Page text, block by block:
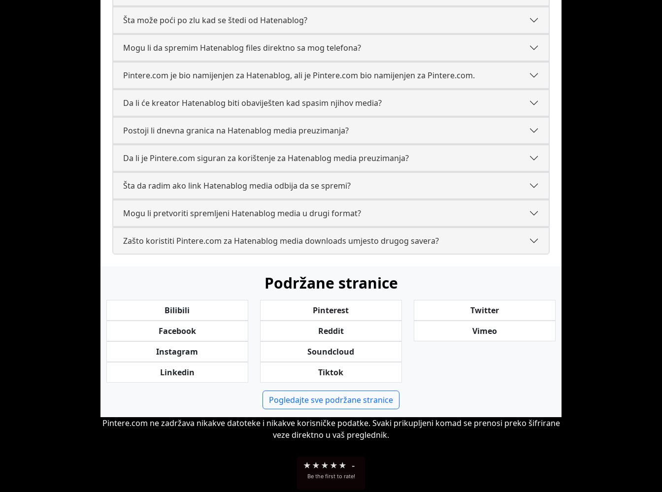
Šta može poći po zlu kad se štedi od Hatenablog?
Mogu li da spremim Hatenablog files direktno sa mog telefona?
Pintere.com je bio namijenjen za Hatenablog, ali je Pintere.com bio namijenjen za Pintere.com.
Da li će kreator Hatenablog biti obaviješten kad spasim njihov media?
Postoji li dnevna granica na Hatenablog media preuzimanja?
Da li je Pintere.com siguran za korištenje za Hatenablog media preuzimanja?
Šta da radim ako link Hatenablog media odbija da se spremi?
Mogu li pretvoriti spremljeni Hatenablog media u drugi format?
Zašto koristiti Pintere.com za Hatenablog media downloads umjesto drugog savera?
Podržane stranice
Bilibili
Facebook
Instagram
Linkedin
Pinterest
Reddit
Soundcloud
Tiktok
Twitter
Vimeo
Pogledajte sve podržane stranice
Pintere.com ne zadržava nikakve datoteke i nikakve korisničke podatke. Svaki prikupljeni komad se prenosi preko šifrirane
veze direktno u vaš preglednik.
★ ★ ★ ★ ★ -
Be the first to rate!